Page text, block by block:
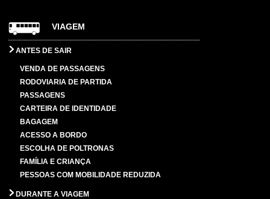
VIAGEM
ANTES DE SAIR
VENDA DE PASSAGENS
RODOVIARIA DE PARTIDA
PASSAGENS
CARTEIRA DE IDENTIDADE
BAGAGEM
ACESSO A BORDO
ESCOLHA DE POLTRONAS
FAMÍLIA E CRIANÇA
PESSOAS COM MOBILIDADE REDUZIDA
DURANTE A VIAGEM